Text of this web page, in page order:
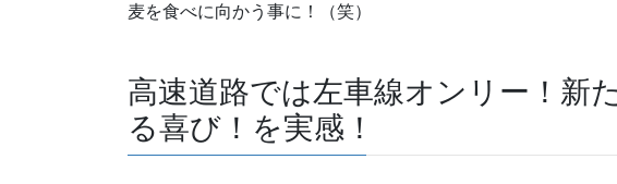
麦を食べに向かう事に！（笑）
高速道路では左車線オンリー！新
る喜び！を実感！